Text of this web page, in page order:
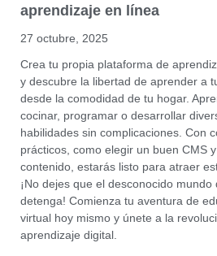
aprendizaje en línea
27 octubre, 2025
Crea tu propia plataforma de
y descubre la libertad de aprender a
desde la comodidad de tu hogar.
cocinar, programar o desarrollar
habilidades sin complicaciones. Con
prácticos, como elegir un buen CMS
contenido, estarás listo para atraer
¡No dejes que el desconocido mundo
detenga! Comienza tu aventura de
virtual hoy mismo y únete a la
aprendizaje digital.